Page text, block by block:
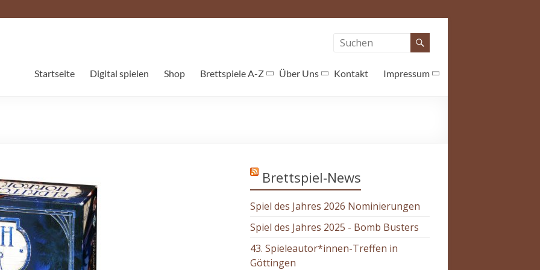
Startseite Digital spielen Shop Brettspiele A-Z Über Uns Kontakt Impressum
Brettspiel-News
Spiel des Jahres 2026 Nominierungen
Spiel des Jahres 2025 - Bomb Busters
43. Spieleautor*innen-Treffen in
Göttingen